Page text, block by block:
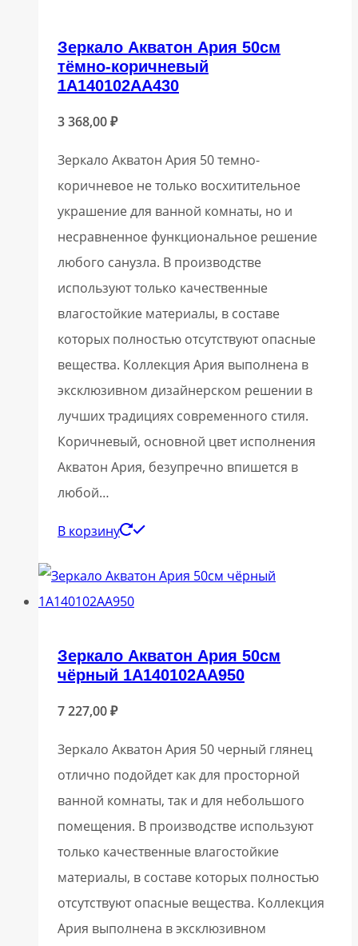
Зеркало Акватон Ария 50см
тёмно-коричневый
1A140102AA430
3 368,00₽
Зеркало Акватон Ария 50 темно-
коричневое не только восхитительное
украшение для ванной комнаты, но и
несравненное функциональное решение
любого санузла. В производстве
используют только качественные
влагостойкие материалы, в составе
которых полностью отсутствуют опасные
вещества. Коллекция Ария выполнена в
эксклюзивном дизайнерском решении в
лучших традициях современного стиля.
Коричневый, основной цвет исполнения
Акватон Ария, безупречно впишется в
любой…
В корзину
Зеркало Акватон Ария 50см
чёрный 1A140102AA950
7 227,00₽
Зеркало Акватон Ария 50 черный глянец
отлично подойдет как для просторной
ванной комнаты, так и для небольшого
помещения. В производстве используют
только качественные влагостойкие
материалы, в составе которых полностью
отсутствуют опасные вещества. Коллекция
Ария выполнена в эксклюзивном